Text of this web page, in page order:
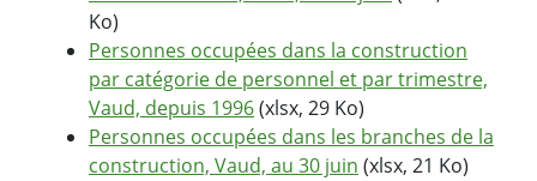
Ko)
Personnes occupées dans la construction
par catégorie de personnel et par trimestre,
Vaud, depuis 1996(xlsx, 29 Ko)
Personnes occupées dans les branches de la
construction, Vaud, au 30 juin (xlsx, 21 Ko)